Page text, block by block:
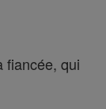
fiancée, qui